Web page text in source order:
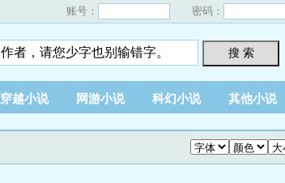
账号： 密码：
搜 索
穿越小说 网游小说 科幻小说 其他小说